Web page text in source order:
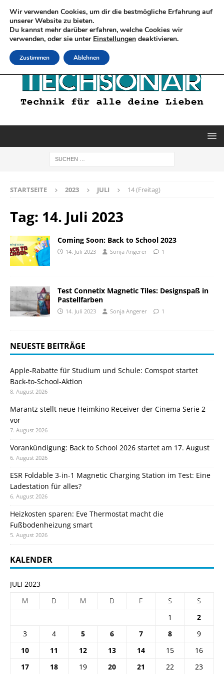
STARTSEITE 2023 JULI 14 (Freitag)
Tag: 14. Juli 2023
Coming Soon: Back to School 2023
14. Juli 2023 Sonja Angerer 1
Test Connetix Magnetic Tiles: Designspaß in
Pastellfarben
14. Juli 2023 Sonja Angerer 1
NEUESTE BEITRÄGE
Apple-Rabatte für Studium und Schule: Comspot startet
Back-to-School-Aktion
8. August 2026
Marantz stellt neue Heimkino Receiver der Cinema Serie 2
vor
7. August 2026
Vorankündigung: Back to School 2026 startet am 17. August
6. August 2026
ESR Foldable 3-in-1 Magnetic Charging Station im Test: Eine
Ladestation für alles?
6. August 2026
Heizkosten sparen: Eve Thermostat macht die
Fußbodenheizung smart
5. August 2026
KALENDER
JULI 2023
M
D M D F S
S
1
2
3
4 5 6 7 8
9
10
11 12 13 14 15
16
17
18 19 20 21 22 23
Wir verwenden Cookies, um dir die bestmögliche Erfahrung auf
unserer Website zu bieten.
Du kannst mehr darüber erfahren, welche Cookies wir
verwenden, oder sie unter Einstellungen deaktivieren.
Zustimmen Ablehnen